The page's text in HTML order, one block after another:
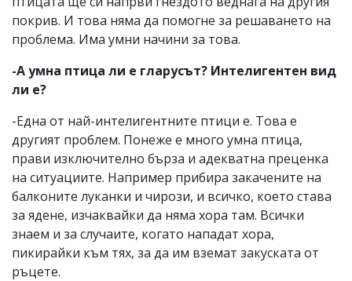
покрив. И това няма да помогне за решаването на
проблема. Има умни начини за това.
-А умна птица ли е гларусът? Интелигентен вид
ли е?
-Една от най-интелигентните птици е. Това е
другият проблем. Понеже е много умна птица,
прави изключително бърза и адекватна преценка
на ситуациите. Например прибира закачените на
балконите луканки и чирози, и всичко, което става
за ядене, изчаквайки да няма хора там. Всички
знаем и за случаите, когато нападат хора,
пикирайки към тях, за да им вземат закуската от
ръцете.